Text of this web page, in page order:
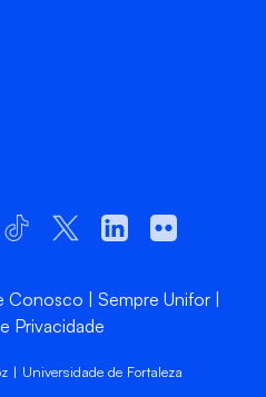
Conosco
Sempre Unifor
Privacidade
| Universidade de Fortaleza